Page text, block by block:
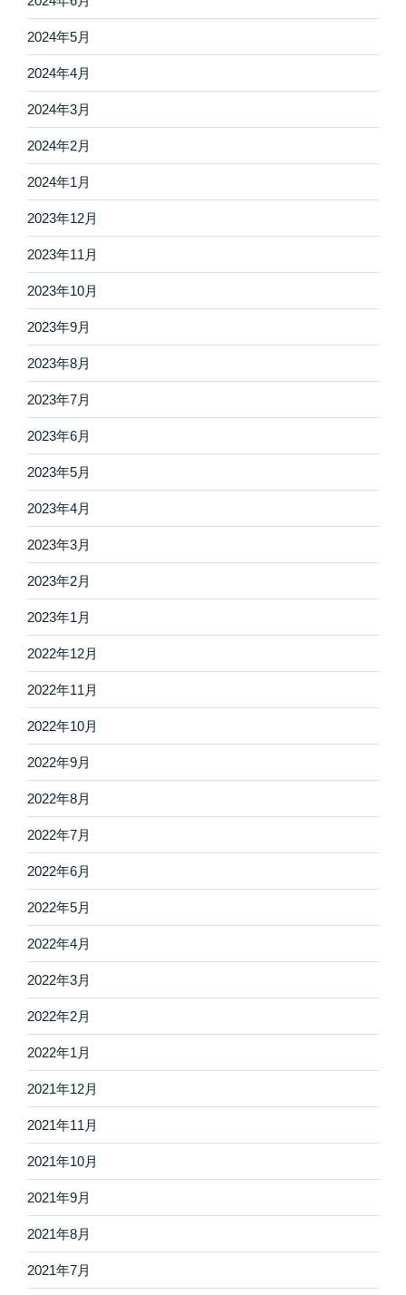
2024年5月
2024年4月
2024年3月
2024年2月
2024年1月
2023年12月
2023年11月
2023年10月
2023年9月
2023年8月
2023年7月
2023年6月
2023年5月
2023年4月
2023年3月
2023年2月
2023年1月
2022年12月
2022年11月
2022年10月
2022年9月
2022年8月
2022年7月
2022年6月
2022年5月
2022年4月
2022年3月
2022年2月
2022年1月
2021年12月
2021年11月
2021年10月
2021年9月
2021年8月
2021年7月